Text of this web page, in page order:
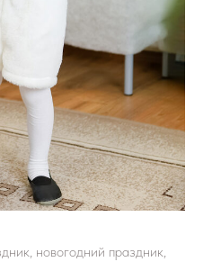
новогодний праздник,